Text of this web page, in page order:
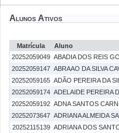
Alunos Ativos
Matrícula
Aluno
20252059049 ABADIA DOS REIS
20252059147 ABRAAO DA SILVA
20252059165 ADÃO PEREIRA DA
20252059174 ADELAIDE PEREIRA
20252059192 ADNA SANTOS
20252073647 ADRIANA ALMEIDA
20252115139 ADRIANA DOS